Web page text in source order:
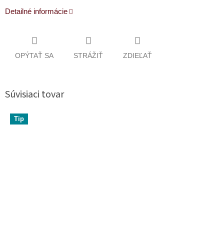
Detailné informácie
OPÝTAŤ SA STRÁŽIŤ ZDIEĽAŤ
Súvisiaci tovar
Tip